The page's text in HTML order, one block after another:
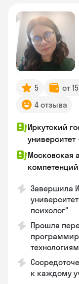
5 от
4 отзыва
Иркутский
университет
Московская
компетенций
Завершила
психолог"
Прошла
технологиям
к каждому